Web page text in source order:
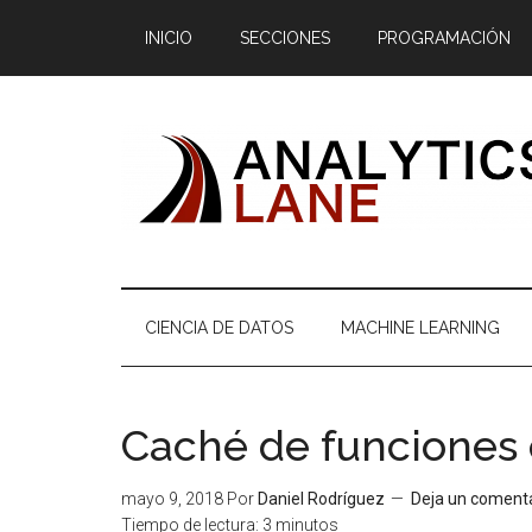
contenido
secondary
la
pie
INICIO SECCIONES PROGRAMACIÓN
CIENCIA DE DATOS MACHINE LEARNING
Caché de funciones
mayo 9, 2018 Por Daniel Rodríguez
Deja un
Tiempo de lectura: 3 minutos